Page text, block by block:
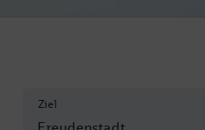
Ziel